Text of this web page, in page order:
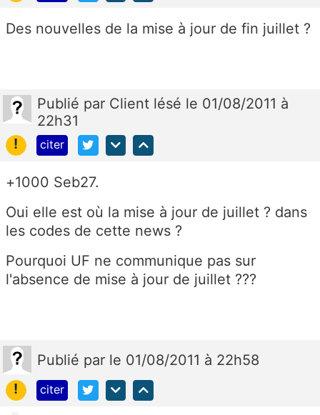
Des nouvelles de la mise à jour de fin juillet ?
Publié par Client lésé le 01/08/2011 à
22h31
!
citer
+1000 Seb27.
Oui elle est où la mise à jour de juillet ? dans
les codes de cette news ?
Pourquoi UF ne communique pas sur
l'absence de mise à jour de juillet ???
Publié par le 01/08/2011 à 22h58
!
citer